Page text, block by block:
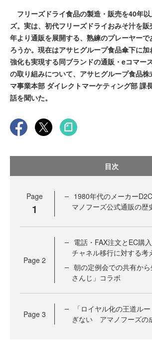
フリーズドライ食品の製造・販売を40年
ズ。実は、初代フリーズドライおみそ汁を
年より通販を展開する、熟練のプレーヤー
ろうか。現在はアサヒグループ食品傘下に
強化も実現する同ブランドの通販・eコマー
の取り組みについて、アサヒグループ食品
マ事業本部 ダイレクトマーケティング部 課
話を聞いた。
目次
Page
1
1980年代のメーカー
マノフーズ公式通販の歴
Page 2
電話・FAX注文とEC購
チャネル移行に対する考
朝の定例会での共有か
さんじ」コラボ
Page 3
「ロイヤル化の王道ル
ぎない アマノフーズの